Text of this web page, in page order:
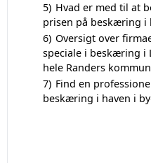
5) Hvad er med til at
prisen på beskæring i
6) Oversigt over
speciale i beskæring i
hele Randers
7) Find en
beskæring i haven i